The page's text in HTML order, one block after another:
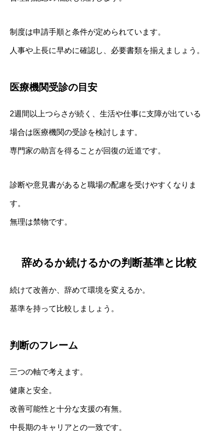
制度は申請手順と条件が定められています。
人事や上長に早めに確認し、必要書類を揃えましょう。
医療機関受診の目安
2週間以上つらさが続く、生活や仕事に支障が出ている
場合は医療機関の受診を検討します。
専門家の助言を得ることが回復の近道です。
診断や意見書があると職場の配慮を受けやすくなりま
す。
無理は禁物です。
辞めるか続けるかの判断基準と比較
続けて改善か、辞めて環境を変えるか。
基準を持って比較しましょう。
判断のフレーム
三つの軸で考えます。
健康と安全。
改善可能性と十分な支援の有無。
中長期のキャリアとの一致です。